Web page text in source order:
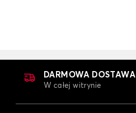
DARMOWA DOSTAWA
W całej witrynie